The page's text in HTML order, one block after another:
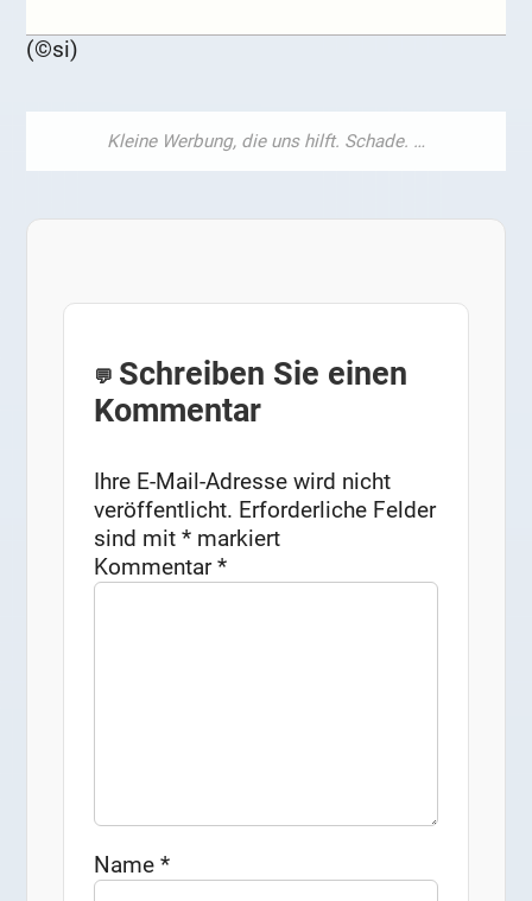
(©si)
Schreiben Sie einen
Kommentar
Ihre E-Mail-Adresse wird nicht
veröffentlicht. Erforderliche Felder
sind mit* markiert
Kommentar*
Name*